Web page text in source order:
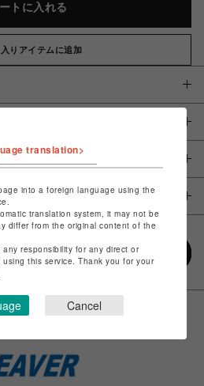
トに入れる
りアイテムに追加
translation>
into a foreign language using the
translation system, it may not be
differ from the original content of the
responsibility for any direct or
this service. Thank you for your
Cancel